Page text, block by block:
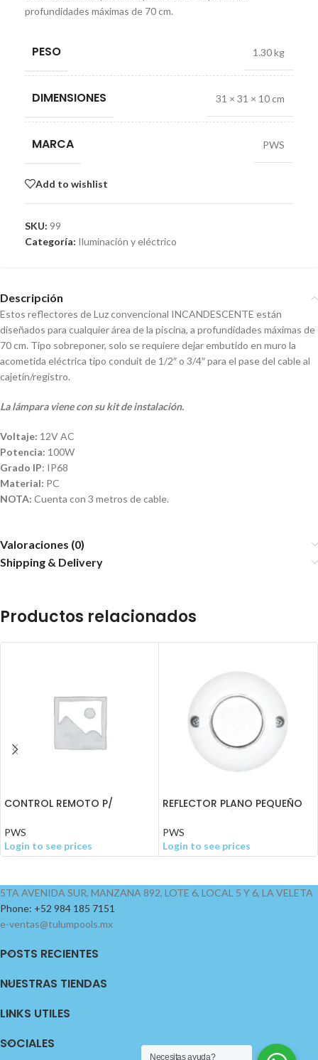
profundidades máximas de 70 cm.
PESO 1.30 kg
DIMENSIONES 31 × 31 × 10 cm
MARCA PWS
Add to wishlist
SKU: 99
Categoría: Iluminación y eléctrico
Descripción
Estos reflectores de Luz convencional INCANDESCENTE están
diseñados para cualquier área de la piscina, a profundidades máximas de
70 cm. Tipo sobreponer, solo se requiere dejar embutido en muro la
acometida eléctrica tipo conduit de 1/2″ o 3/4″ para el pase del cable al
cajetín/registro.
La lámpara viene con su kit de instalación.
Voltaje: 12V AC
Potencia: 100W
Grado IP: IP68
Material: PC
NOTA: Cuenta con 3 metros de cable.
Valoraciones (0)
Shipping & Delivery
Productos relacionados
CONTROL REMOTO P/
PWS
Login to see prices
REFLECTOR PLANO PEQUEÑO
PWS
Login to see prices
5TA AVENIDA SUR, MANZANA 892, LOTE 6, LOCAL 5 Y 6, LA VELETA
Phone: +52 984 185 7151
e-ventas@tulumpools.mx
POSTS RECIENTES
NUESTRAS TIENDAS
LINKS UTILES
SOCIALES
Necesitas ayuda?